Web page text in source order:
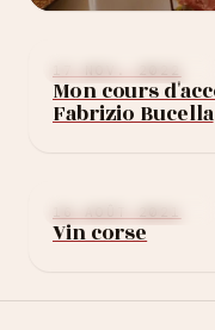
Otheroof
APPRENDRE LE VIN
17 NOV. 2022
Mon cours
Fabrizio Bucella
APPRENDRE LE VIN
16 AOÛT 2021
Vin corse